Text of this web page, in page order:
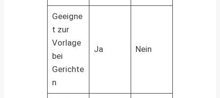
Geeigne
t zur
Vorlage
bei
Gerichte
n
Ja Nein